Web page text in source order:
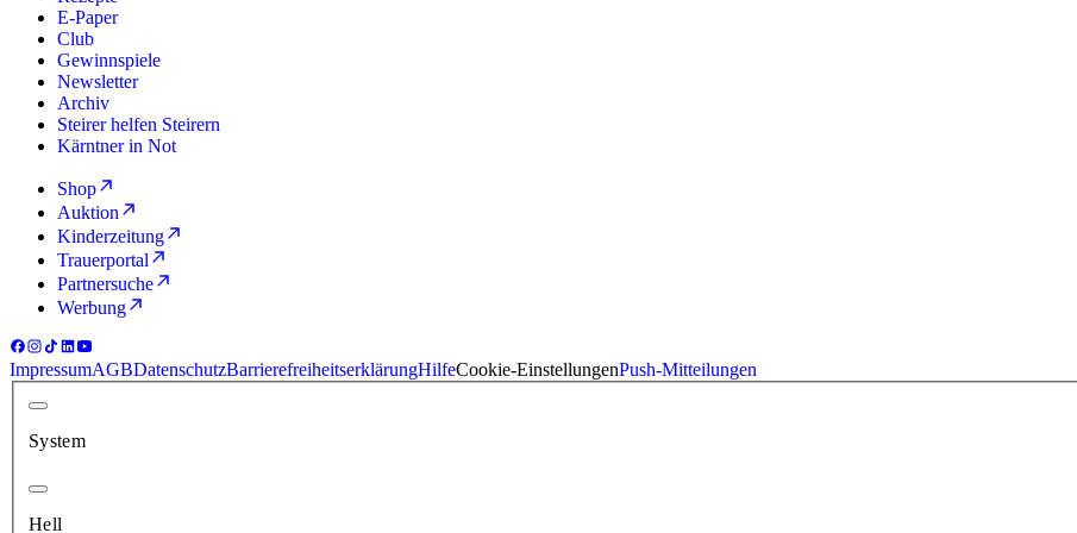
E-Paper
Club
Gewinnspiele
Newsletter
Archiv
Steirer helfen Steirern
Kärntner in Not
Shop
Auktion
Kinderzeitung
Trauerportal
Partnersuche
Werbung
ImpressumAGBDatenschutzBarrierefreiheitserklärungHilfeCookie-EinstellungenPush-Mitteilungen
System
Hell